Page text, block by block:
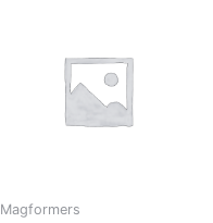
Magformers